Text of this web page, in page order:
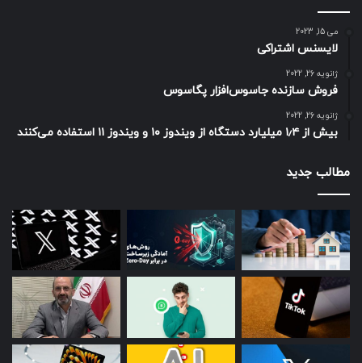
می 15, 2023
لایسنس اشتراکی
ژانویه 26, 2022
فروش سازنده جاسوس‌افزار پگاسوس
ژانویه 26, 2022
بیش از ۱٫۴ میلیارد دستگاه از ویندوز ۱۰ و ویندوز ۱۱ استفاده می‌کنند
مطالب جدید